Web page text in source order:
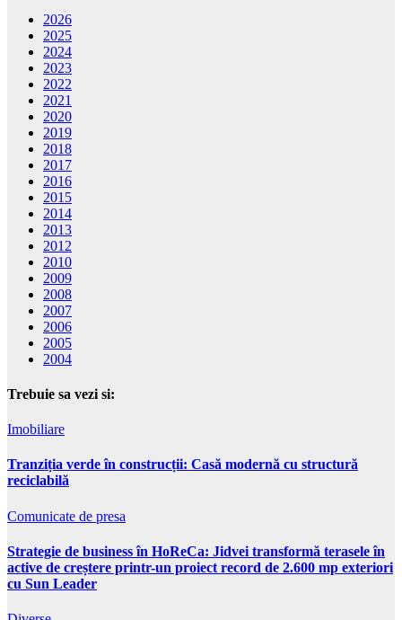
2026
2025
2024
2023
2022
2021
2020
2019
2018
2017
2016
2015
2014
2013
2012
2010
2009
2008
2007
2006
2005
2004
Trebuie sa vezi si:
Imobiliare
Tranziția verde în construcții: Casă modernă cu structură
reciclabilă
Comunicate de presa
Strategie de business în HoReCa: Jidvei transformă terasele în
active de creștere printr-un proiect record de 2.600 mp exteriori
cu Sun Leader